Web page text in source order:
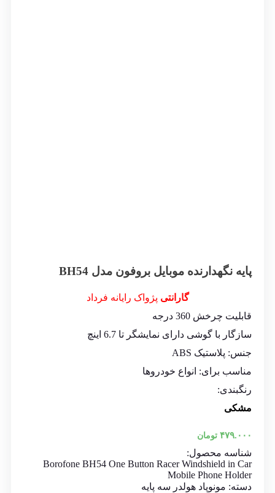
پایه نگهدارنده موبایل بروفون مدل BH54
گارانتی پژواک رایانه فرداد
قابلیت چرخش 360 درجه‌
سازگار با گوشی دارای نمایشگر تا 6.7 اینچ
جنس: پلاستیک ABS
مناسب برای: انواع خودروها
رنگبندی:
مشکی
۴۷۹.۰۰۰ تومان
شناسه محصول:
Borofone BH54 One Button Racer Windshield in Car
Mobile Phone Holder
دسته: مونوپاد هولدر سه پایه